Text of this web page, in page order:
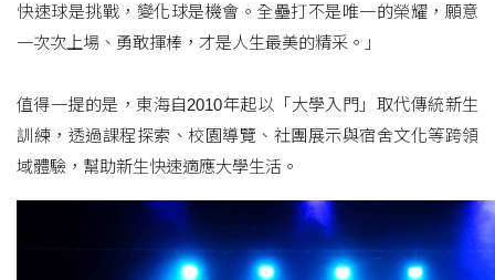
快速球是挑戰，變化球是機會。全壘打不是唯一的榮耀，願意
一次次上場、勇敢揮棒，才是人生最美的精采。」
值得一提的是，東海自2010年起以「大學入門」取代傳統新生
訓練，透過課程探索、校園導覽、社團展示與宿舍文化等跨領
域體驗，幫助新生快速適應大學生活。